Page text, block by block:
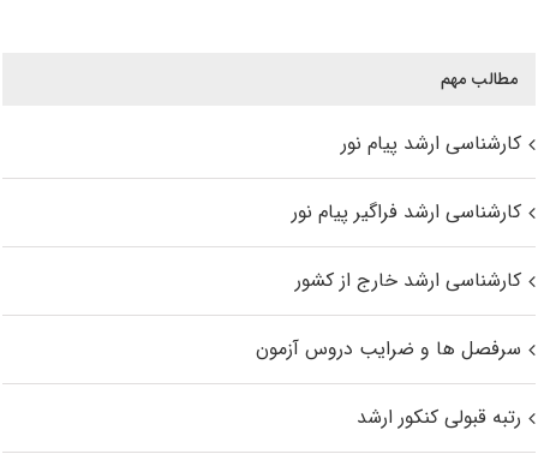
مطالب مهم
کارشناسی ارشد پیام نور
کارشناسی ارشد فراگیر پیام نور
کارشناسی ارشد خارج از کشور
سرفصل ها و ضرایب دروس آزمون
رتبه قبولی کنکور ارشد